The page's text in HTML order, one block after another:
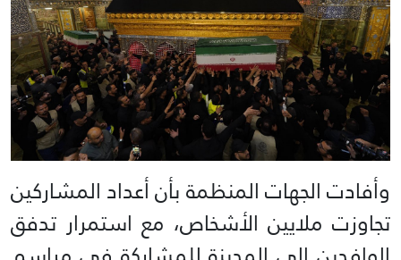
وأفادت الجهات المنظمة بأن أعداد المشاركين
تجاوزت ملايين الأشخاص، مع استمرار تدفق